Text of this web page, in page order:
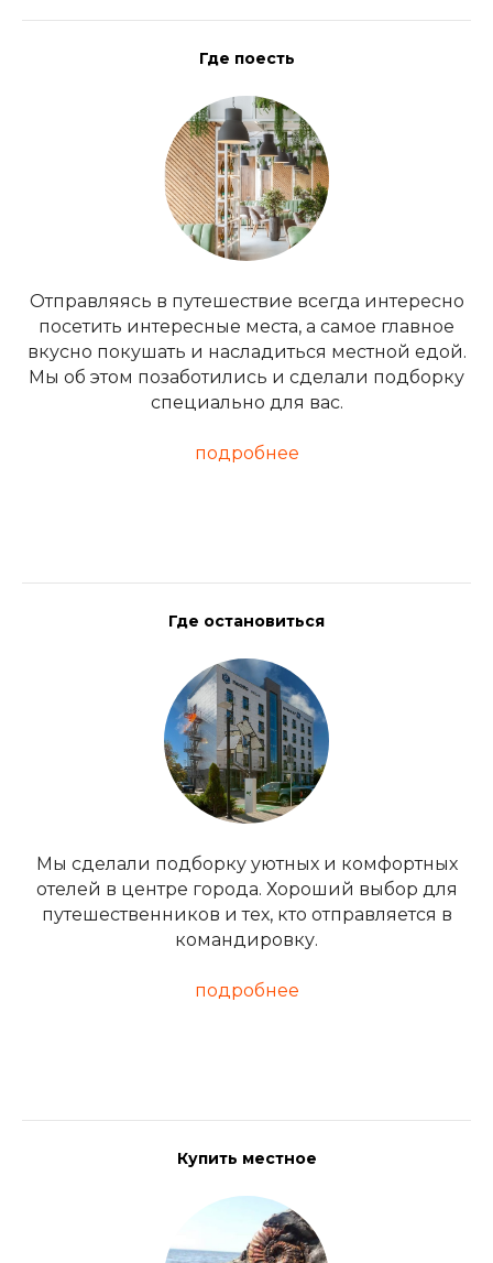
Где поесть
Отправляясь в путешествие всегда интересно
посетить интересные места, а самое главное
вкусно покушать и насладиться местной едой.
Мы об этом позаботились и сделали подборку
специально для вас.
подробнее
Где остановиться
Мы сделали подборку уютных и комфортных
отелей в центре города. Хороший выбор для
путешественников и тех, кто отправляется в
командировку.
подробнее
Купить местное